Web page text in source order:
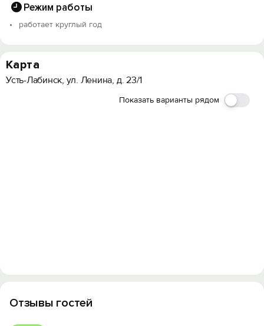
Режим работы
работает круглый год
Карта
Усть-Лабинск, ул. Ленина, д. 23/1
Показать варианты рядом
Отзывы гостей